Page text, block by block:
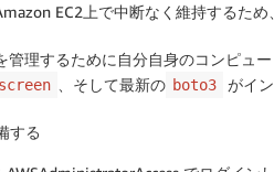
EC2上で中断なく維持するため、
管理するために自分自身のコンピュ
screen 、そして最新の boto3 がイ
する